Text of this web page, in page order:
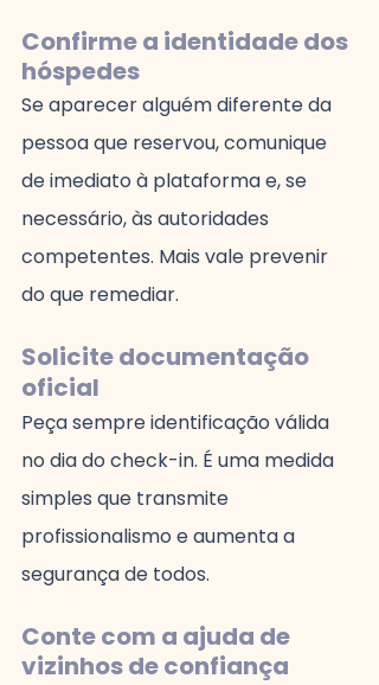
Confirme a identidade dos
hóspedes
Se aparecer alguém diferente da
pessoa que reservou, comunique
de imediato à plataforma e, se
necessário, às autoridades
competentes. Mais vale prevenir
do que remediar.
Solicite documentação
oficial
Peça sempre identificação válida
no dia do check-in. É uma medida
simples que transmite
profissionalismo e aumenta a
segurança de todos.
Conte com a ajuda de
vizinhos de confiança